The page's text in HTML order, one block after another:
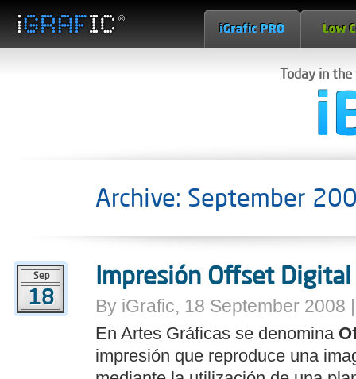
Today in
Archive: September
Sep
18
Impresión Offset Digital
By iGrafic, 18 September 2008
En Artes Gráficas se denomina
impresión que reproduce una